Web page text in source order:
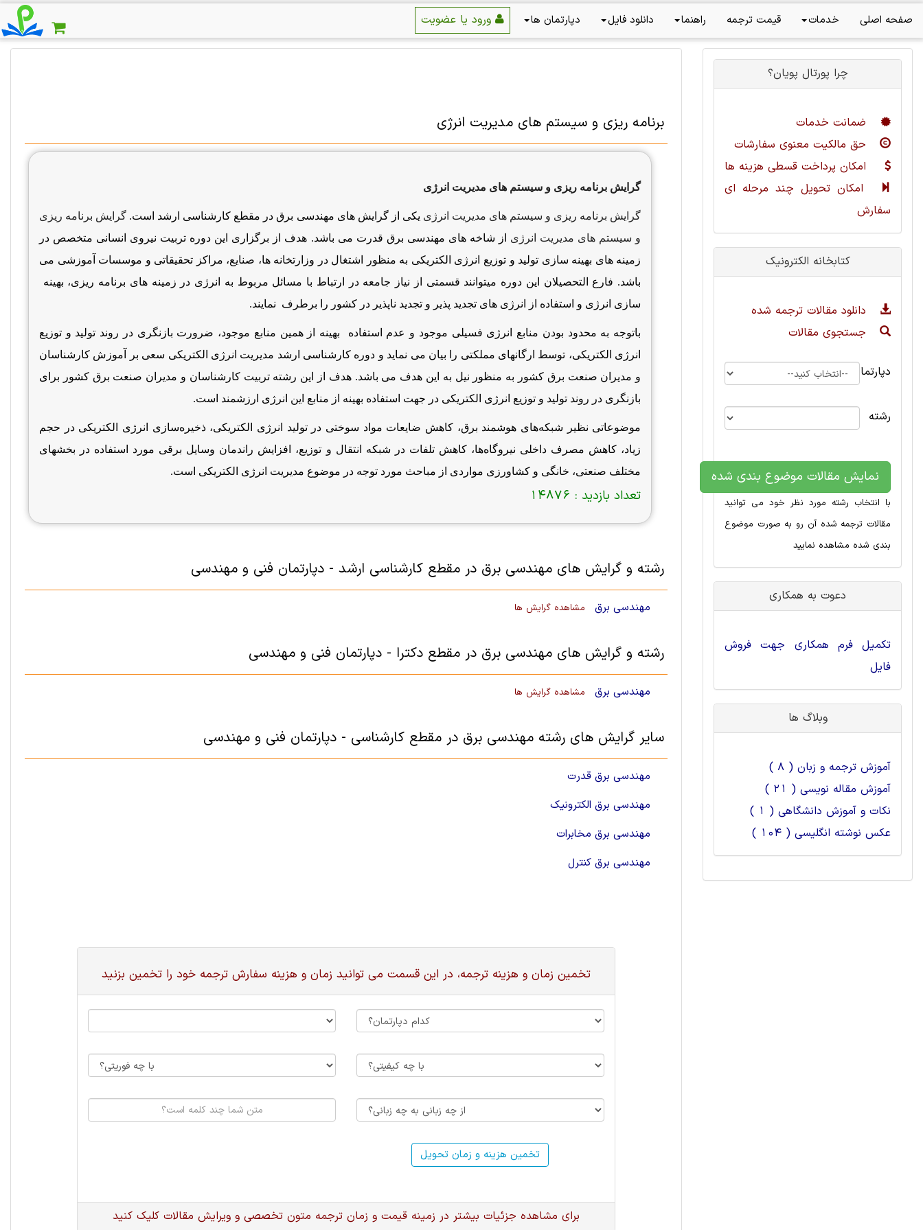
صفحه اصلی خدمات قیمت ترجمه راهنما دانلود فایل دپارتمان ها
برنامه ریزی و سیستم های مدیریت انرژی
گرایش برنامه ریزی و سیستم های مدیریت انرژی
گرایش برنامه ریزی و سیستم های مدیریت انرژی یکی از گرایش های مهندسی برق در مقطع کارشناسی ارشد است. گرایش برنامه ریزی
و سیستم های مدیریت انرژی از شاخه های مهندسی برق قدرت می باشد. هدف از برگزاری این دوره تربیت نیروی انسانی متخصص در
زمینه های بهینه سازی تولید و توزیع انرژی الكتریكی به منظور اشتغال در وزارتخانه ها، صنایع، مراكز تحقیقاتی و موسسات آموزشی می
باشد. فارع التحصیلان این دوره میتوانند قسمتی از نیاز جامعه در ارتباط با مسائل مربوط به انرژی در زمینه های برنامه ریزی، بهینه
سازی انرژی و استفاده از انرژی های تجدید پذیر و تجدید ناپذیر در كشور را برطرف نمایند.
باتوجه به محدود بودن منابع انرژی فسیلی موجود و عدم استفاده بهینه از همین منابع موجود، ضرورت بازنگری در روند تولید و توزیع
انرژی الكتریكی، توسط ارگانهای مملكتی را بیان می نماید و دوره كارشناسی ارشد مدیریت انرژی الكتریكی سعی بر آموزش كارشناسان
و مدیران صنعت برق كشور به منظور نیل به این هدف می باشد.هدف از این رشته تربیت کارشناسان و مدیران صنعت برق کشور برای
بازنگری در روند تولید و توزیع انرژی الکتریکی در جهت استفاده بهینه از منابع این انرژی ارزشمند است.
موضوعاتی نظیر شبکه‌‌های هوشمند برق، کاهش ضایعات مواد سوختی در تولید انرژی الکتریکی، ذخیره‌سازی انرژی الکتریکی در حجم
زیاد، کاهش مصرف داخلی نیروگاه‌ها، کاهش تلفات در شبکه انتقال و توزیع، افزایش راندمان وسایل برقی مورد استفاده در بخشهای
مختلف صنعتی، خانگی و کشاورزی مواردی از مباحث مورد توجه در موضوع مدیریت انرژی الکتریکی است.
تعداد بازدید : 14876
رشته و گرایش های مهندسی برق در مقطع کارشناسی ارشد - دپارتمان فنی و مهندسی
مهندسی برق مشاهده گرایش ها
رشته و گرایش های مهندسی برق در مقطع دکترا - دپارتمان فنی و مهندسی
مهندسی برق مشاهده گرایش ها
سایر گرایش های رشته مهندسی برق در مقطع کارشناسی - دپارتمان فنی و مهندسی
مهندسی برق قدرت
مهندسی برق الکترونیک
مهندسی برق مخابرات
مهندسی برق کنترل
تخمین زمان و هزینه ترجمه، در این قسمت می توانید زمان و هزینه سفارش ترجمه خود را تخمین بزنید
تخمین هزینه و زمان تحویل
برای مشاهده جزئیات بیشتر در زمینه قیمت و زمان ترجمه متون تخصصی و ویرایش مقالات کلیک کنید
چرا پورتال پویان؟
ضمانت خدمات
حق مالکیت معنوی سفارشات
امکان پرداخت قسطی هزینه ها
امکان تحویل چند مرحله ای
سفارش
کتابخانه الکترونیک
دانلود مقالات ترجمه شده
جستجوی مقالات
دپارتمان
رشته
نمایش مقالات موضوع بندی شده
با انتخاب رشته مورد نظر خود می توانید
مقالات ترجمه شده آن رو به صورت موضوع
بندی شده مشاهده نمایید
دعوت به همکاری
تکمیل فرم همکاری جهت فروش
فایل
وبلاگ ها
آموزش ترجمه و زبان ( 8 )
آموزش مقاله نویسی ( 21 )
نکات و آموزش دانشگاهی ( 1 )
عکس نوشته انگلیسی ( 104 )